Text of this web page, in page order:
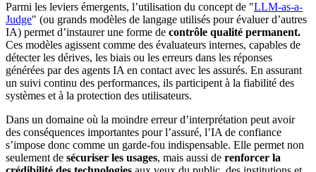
Parmi les leviers émergents, l’utilisation du concept de "LLM-as-a-
Judge" (ou grands modèles de langage utilisés pour évaluer d’autres
IA) permet d’instaurer une forme de contrôle qualité permanent.
Ces modèles agissent comme des évaluateurs internes, capables de
détecter les dérives, les biais ou les erreurs dans les réponses
générées par des agents IA en contact avec les assurés. En assurant
un suivi continu des performances, ils participent à la fiabilité des
systèmes et à la protection des utilisateurs.
Dans un domaine où la moindre erreur d’interprétation peut avoir
des conséquences importantes pour l’assuré, l’IA de confiance
s’impose donc comme un garde-fou indispensable. Elle permet non
seulement de sécuriser les usages, mais aussi de renforcer la